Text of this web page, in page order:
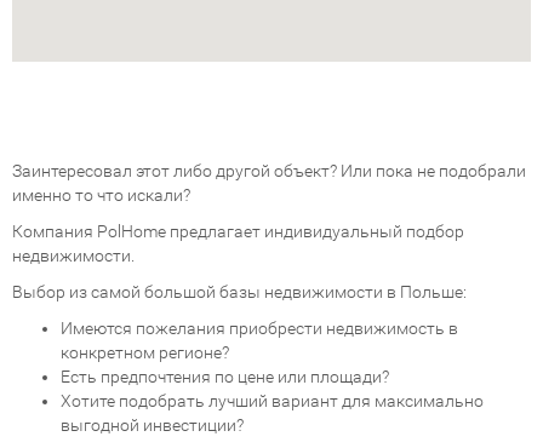
Заинтересовал этот либо другой объект? Или пока не подобрали
именно то что искали?
Компания PolHome предлагает индивидуальный подбор
недвижимости.
Выбор из самой большой базы недвижимости в Польше:
Имеются пожелания приобрести недвижимость в
конкретном регионе?
Есть предпочтения по цене или площади?
Хотите подобрать лучший вариант для максимально
выгодной инвестиции?